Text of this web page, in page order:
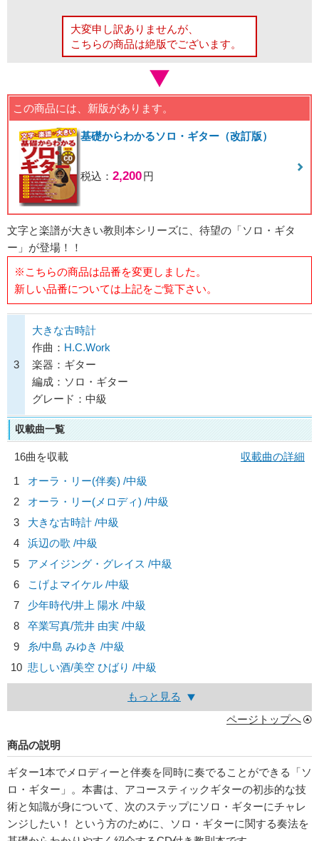
大変申し訳ありませんが、
こちらの商品は絶版でございます。
この商品には、新版があります。
基礎からわかるソロ・ギター（改訂版）
税込： 2,200円
文字と楽譜が大きい教則本シリーズに、待望の「ソロ・ギタ
ー」が登場！！
※こちらの商品は品番を変更しました。
新しい品番については上記をご覧下さい。
3
大きな古時計
作曲： H.C.Work
楽器：ギター
編成：ソロ・ギター
グレード：中級
収載曲一覧
16曲を収載
収載曲の詳細
1
オーラ・リー(伴奏) /中級
2
オーラ・リー(メロディ) /中級
3
大きな古時計 /中級
4
浜辺の歌 /中級
5
アメイジング・グレイス /中級
6
こげよマイケル /中級
7
少年時代/井上 陽水 /中級
8
卒業写真/荒井 由実 /中級
9
糸/中島 みゆき /中級
10 悲しい酒/美空 ひばり /中級
もっと見る
ページトップへ
商品の説明
ギター1本でメロディーと伴奏を同時に奏でることができる「ソ
ロ・ギター」。本書は、アコースティックギターの初歩的な技
術と知識が身について、次のステップにソロ・ギターにチャレ
ンジしたい！ という方のために、ソロ・ギターに関する奏法を